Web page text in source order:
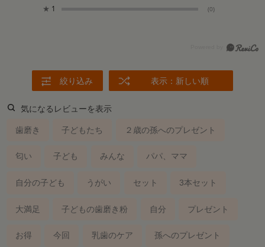
★ 1 (0)
絞り込み 表示：新しい順
気になるレビューを表示
歯磨き 子どもたち ２歳の孫へのプレゼント
匂い 子ども みんな パパ、ママ
自分の子ども うがい セット 3本セット
大満足 子どもの歯磨き粉 自分 プレゼント
お得 今回 乳歯のケア 孫へのプレゼント